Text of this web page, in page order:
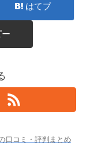
はてブ
ー
口コミ・評判まとめ